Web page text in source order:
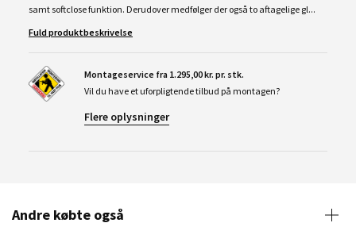
samt softclose funktion. Derudover medfølger der også to aftagelige gl...
Fuld produktbeskrivelse
Montageservice fra 1.295,00 kr. pr. stk.
Vil du have et uforpligtende tilbud på montagen?
Flere oplysninger
Andre købte også